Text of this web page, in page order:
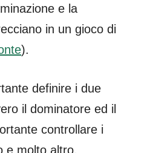
e la
in un gioco di
).
definire i due
il dominatore ed il
controllare i
e molto altro.